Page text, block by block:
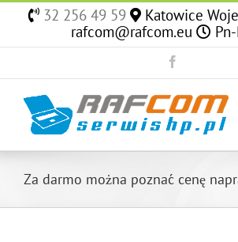
Skip
32 256 49 59
Katowice
rafcom@rafcom.eu
Za darmo można poznać cenę